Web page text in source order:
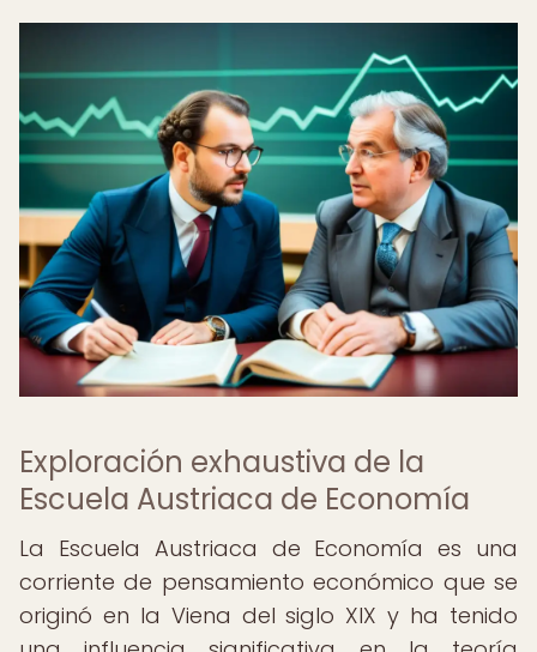
Exploración exhaustiva de la
Escuela Austriaca de Economía
La Escuela Austriaca de Economía es una
corriente de pensamiento económico que se
originó en la Viena del siglo XIX y ha tenido